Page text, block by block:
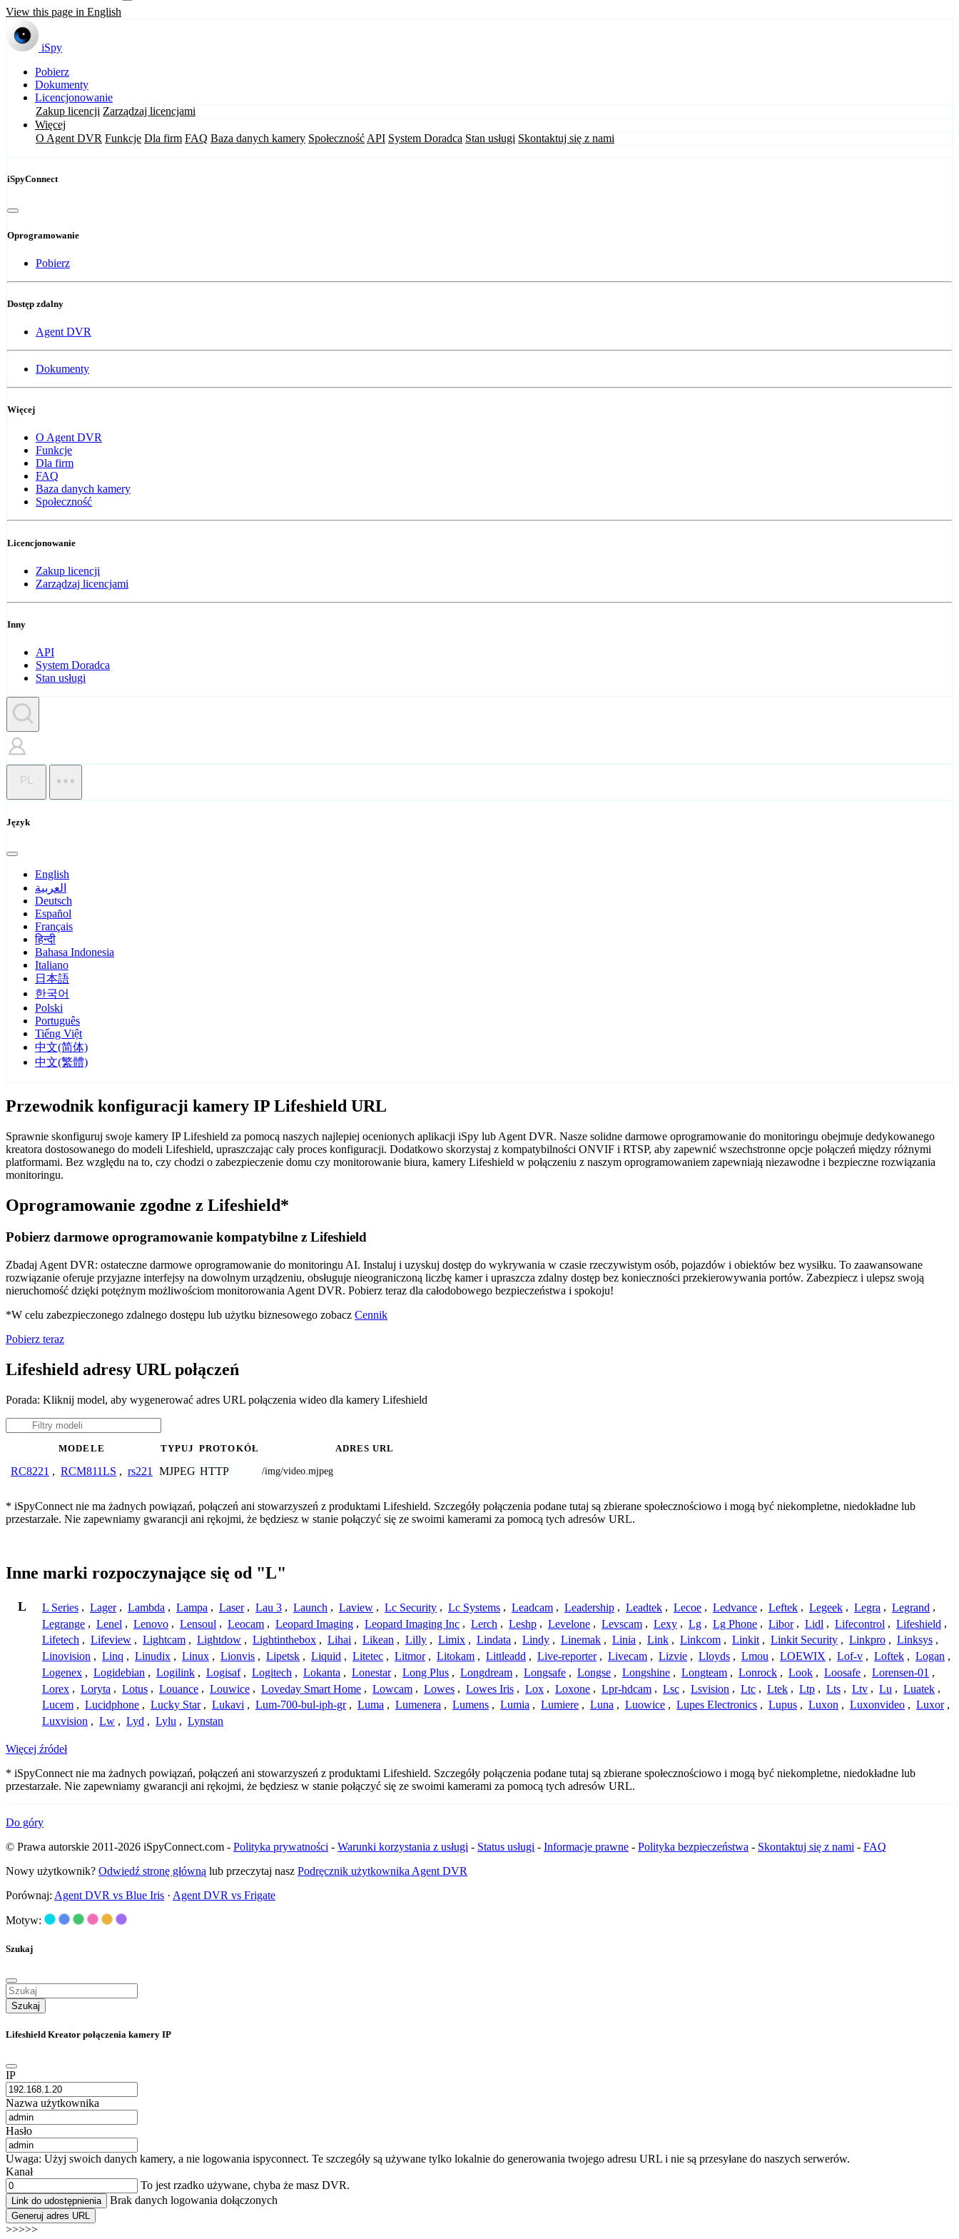
View this page in English
iSpy
Pobierz
Dokumenty
Licencjonowanie
Zakup licencji Zarządzaj licencjami
Więcej
O Agent DVR Funkcje Dla firm FAQ Baza danych kamery Społeczność API System Doradca Stan usługi Skontaktuj się z nami
iSpyConnect
Oprogramowanie
Pobierz
Dostęp zdalny
Agent DVR
Dokumenty
Więcej
O Agent DVR
Funkcje
Dla firm
FAQ
Baza danych kamery
Społeczność
Licencjonowanie
Zakup licencji
Zarządzaj licencjami
Inny
API
System Doradca
Stan usługi
PL
Język
English
العربية
Deutsch
Español
Français
हिन्दी
Bahasa Indonesia
Italiano
日本語
한국어
Polski
Português
Tiếng Việt
中文(简体)
中文(繁體)
Przewodnik konfiguracji kamery IP Lifeshield URL
Sprawnie skonfiguruj swoje kamery IP Lifeshield za pomocą naszych najlepiej ocenionych aplikacji iSpy lub Agent DVR. Nasze solidne darmowe oprogramowanie do monitoringu obejmuje dedykowanego
kreatora dostosowanego do modeli Lifeshield, upraszczając cały proces konfiguracji. Dodatkowo skorzystaj z kompatybilności ONVIF i RTSP, aby zapewnić wszechstronne opcje połączeń między różnymi
platformami. Bez względu na to, czy chodzi o zabezpieczenie domu czy monitorowanie biura, kamery Lifeshield w połączeniu z naszym oprogramowaniem zapewniają niezawodne i bezpieczne rozwiązania
monitoringu.
Oprogramowanie zgodne z Lifeshield*
Pobierz darmowe oprogramowanie kompatybilne z Lifeshield
Zbadaj Agent DVR: ostateczne darmowe oprogramowanie do monitoringu AI. Instaluj i uzyskuj dostęp do wykrywania w czasie rzeczywistym osób, pojazdów i obiektów bez wysiłku. To zaawansowane
rozwiązanie oferuje przyjazne interfejsy na dowolnym urządzeniu, obsługuje nieograniczoną liczbę kamer i upraszcza zdalny dostęp bez konieczności przekierowywania portów. Zabezpiecz i ulepsz swoją
nieruchomość dzięki potężnym możliwościom monitorowania Agent DVR. Pobierz teraz dla całodobowego bezpieczeństwa i spokoju!
*W celu zabezpieczonego zdalnego dostępu lub użytku biznesowego zobacz Cennik
Pobierz teraz
Lifeshield adresy URL połączeń
Porada: Kliknij model, aby wygenerować adres URL połączenia wideo dla kamery Lifeshield
MODELE TYPUJ PROTOKÓŁ ADRES URL
RC8221 , RCM811LS , rs221 MJPEG HTTP /img/video.mjpeg
* iSpyConnect nie ma żadnych powiązań, połączeń ani stowarzyszeń z produktami Lifeshield. Szczegóły połączenia podane tutaj są zbierane społecznościowo i mogą być niekompletne, niedokładne lub
przestarzałe. Nie zapewniamy gwarancji ani rękojmi, że będziesz w stanie połączyć się ze swoimi kamerami za pomocą tych adresów URL.
Inne marki rozpoczynające się od "L"
L L Series , Lager , Lambda , Lampa , Laser , Lau 3 , Launch , Laview , Lc Security , Lc Systems , Leadcam , Leadership , Leadtek , Lecoe , Ledvance , Leftek , Legeek , Legra , Legrand ,
Legrange , Lenel , Lenovo , Lensoul , Leocam , Leopard Imaging , Leopard Imaging Inc , Lerch , Leshp , Levelone , Levscam , Lexy , Lg , Lg Phone , Libor , Lidl , Lifecontrol , Lifeshield ,
Lifetech , Lifeview , Lightcam , Lightdow , Lightinthebox , Lihai , Likean , Lilly , Limix , Lindata , Lindy , Linemak , Linia , Link , Linkcom , Linkit , Linkit Security , Linkpro , Linksys ,
Linovision , Linq , Linudix , Linux , Lionvis , Lipetsk , Liquid , Litetec , Litmor , Litokam , Littleadd , Live-reporter , Livecam , Lizvie , Lloyds , Lmou , LOEWIX , Lof-v , Loftek , Logan ,
Logenex , Logidebian , Logilink , Logisaf , Logitech , Lokanta , Lonestar , Long Plus , Longdream , Longsafe , Longse , Longshine , Longteam , Lonrock , Look , Loosafe , Lorensen-01 ,
Lorex , Loryta , Lotus , Louance , Louwice , Loveday Smart Home , Lowcam , Lowes , Lowes Iris , Lox , Loxone , Lpr-hdcam , Lsc , Lsvision , Ltc , Ltek , Ltp , Lts , Ltv , Lu , Luatek ,
Lucem , Lucidphone , Lucky Star , Lukavi , Lum-700-bul-iph-gr , Luma , Lumenera , Lumens , Lumia , Lumiere , Luna , Luowice , Lupes Electronics , Lupus , Luxon , Luxonvideo , Luxor ,
Luxvision , Lw , Lyd , Lylu , Lynstan
Więcej źródeł
* iSpyConnect nie ma żadnych powiązań, połączeń ani stowarzyszeń z produktami Lifeshield. Szczegóły połączenia podane tutaj są zbierane społecznościowo i mogą być niekompletne, niedokładne lub
przestarzałe. Nie zapewniamy gwarancji ani rękojmi, że będziesz w stanie połączyć się ze swoimi kamerami za pomocą tych adresów URL.
Do góry
© Prawa autorskie 2011-2026 iSpyConnect.com - Polityka prywatności - Warunki korzystania z usługi - Status usługi - Informacje prawne - Polityka bezpieczeństwa - Skontaktuj się z nami - FAQ
Nowy użytkownik? Odwiedź stronę główną lub przeczytaj nasz Podręcznik użytkownika Agent DVR
Porównaj: Agent DVR vs Blue Iris · Agent DVR vs Frigate
Motyw:
Szukaj
Szukaj
Lifeshield Kreator połączenia kamery IP
IP
Nazwa użytkownika
Hasło
Uwaga: Użyj swoich danych kamery, a nie logowania ispyconnect. Te szczegóły są używane tylko lokalnie do generowania twojego adresu URL i nie są przesyłane do naszych serwerów.
Kanał
To jest rzadko używane, chyba że masz DVR.
Link do udostępnienia Brak danych logowania dołączonych
Generuj adres URL
>>>>>